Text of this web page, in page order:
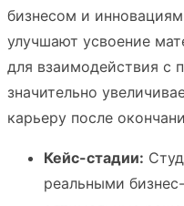
бизнесом и
улучшают усвоение
для взаимодействия с
значительно
карьеру после
Кейс-стадии:
реальными